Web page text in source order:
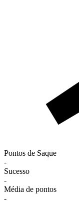
Pontos de Saque
-
Sucesso
-
Média de pontos
-